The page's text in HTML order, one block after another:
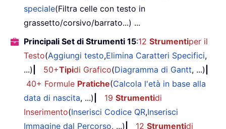
speciale(Filtra celle con testo in
grassetto/corsivo/barrato...) ...
Principali Set di Strumenti 15:12 Strumentiper il
Testo(Aggiungi testo,Elimina Caratteri Specifici,
...)
50+Tipidi Grafico(Diagramma di Gantt, ...)
40+ Formule Pratiche(Calcola l'età in base alla
data di nascita, ...) 19 Strumentidi
Inserimento(Inserisci Codice QR,Inserisci
Immagine dal Percorso, ...) 12 Strumentidi